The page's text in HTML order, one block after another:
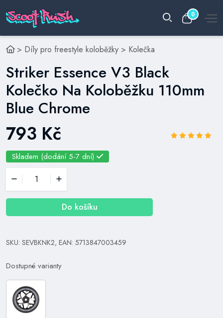
0
> Díly pro freestyle koloběžky > Kolečka
Striker Essence V3 Black
Kolečko Na Koloběžku 110mm
Blue Chrome
793 Kč
Skladem (dodání 5-7 dní)
Do košíku
SKU: SEVBKNK2, EAN: 5713847003459
Dostupné varianty